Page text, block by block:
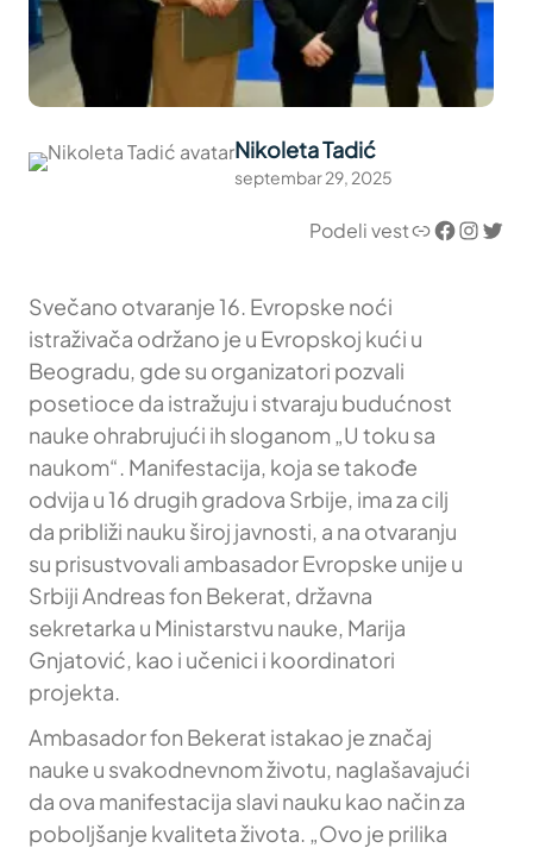
Nikoleta Tadić
septembar 29, 2025
Podeli vestLink Facebook InstagramTwitter
Svečano otvaranje 16. Evropske noći
istraživača održano je u Evropskoj kući u
Beogradu, gde su organizatori pozvali
posetioce da istražuju i stvaraju budućnost
nauke ohrabrujući ih sloganom „U toku sa
naukom“. Manifestacija, koja se takođe
odvija u 16 drugih gradova Srbije, ima za cilj
da približi nauku široj javnosti, a na otvaranju
su prisustvovali ambasador Evropske unije u
Srbiji Andreas fon Bekerat, državna
sekretarka u Ministarstvu nauke, Marija
Gnjatović, kao i učenici i koordinatori
projekta.
Ambasador fon Bekerat istakao je značaj
nauke u svakodnevnom životu, naglašavajući
da ova manifestacija slavi nauku kao način za
poboljšanje kvaliteta života. „Ovo je prilika